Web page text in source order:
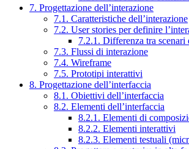
7. Progettazione dell’interazione
7.1. Caratteristiche dell’interazione
7.2. User stories per definire
7.2.1. Differenza tra scenari
7.3. Flussi di interazione
7.4. Wireframe
7.5. Prototipi interattivi
8. Progettazione dell’interfaccia
8.1. Obiettivi dell’interfaccia
8.2. Elementi dell’interfaccia
8.2.1. Elementi di
8.2.2. Elementi interattivi
8.2.3. Elementi testuali